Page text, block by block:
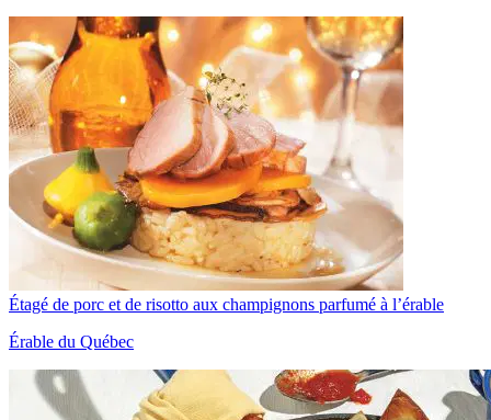
Étagé de porc et de risotto aux champignons parfumé à l’érable
Érable du Québec